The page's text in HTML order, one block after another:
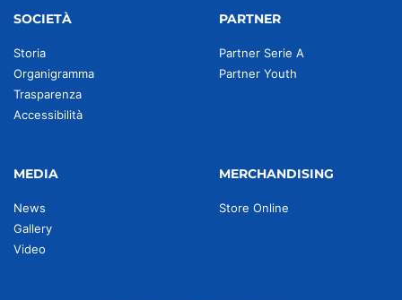
SOCIETÀ
Storia
Organigramma
Trasparenza
Accessibilità
PARTNER
Partner Serie A
Partner Youth
MEDIA
News
Gallery
Video
MERCHANDISING
Store Online